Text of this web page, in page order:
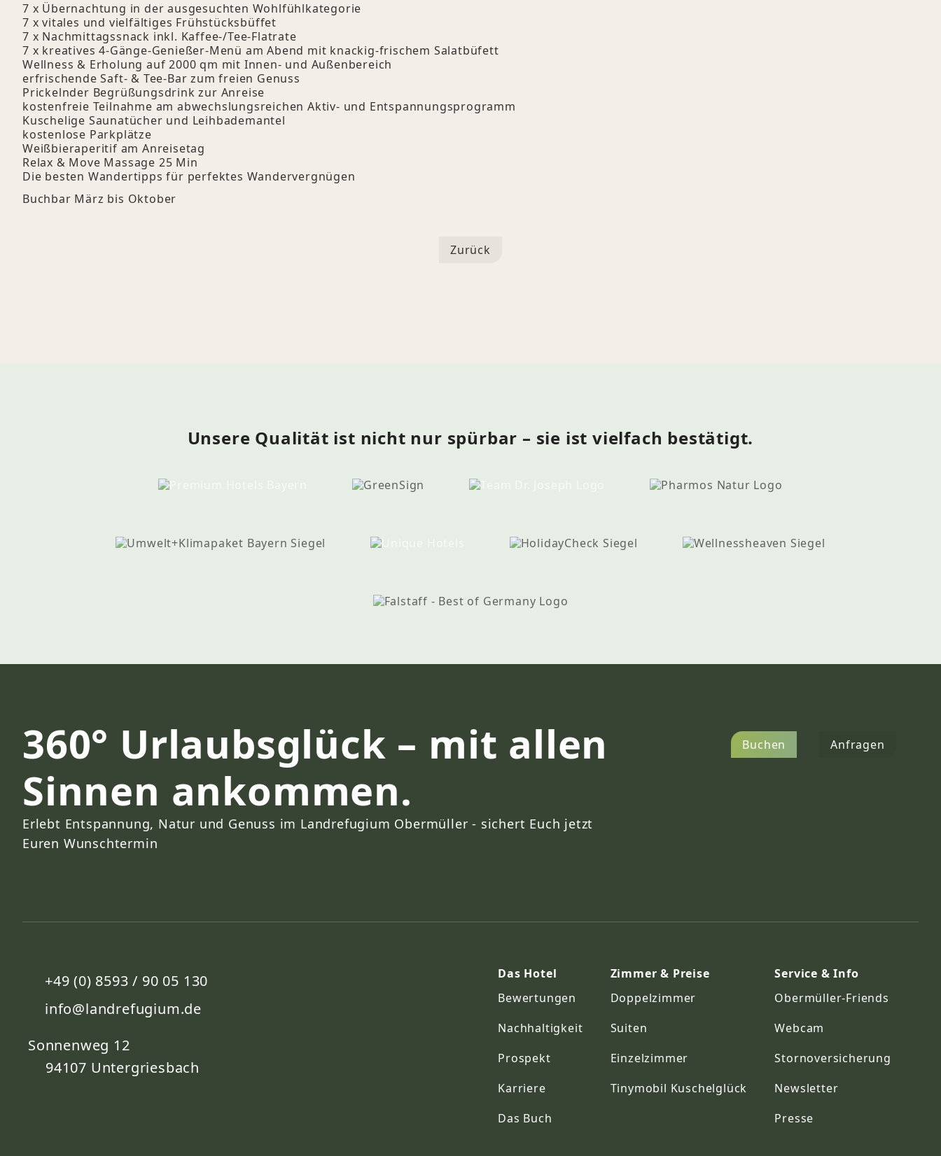
7 x Übernachtung in der ausgesuchten Wohlfühlkategorie
7 x vitales und vielfältiges Frühstücksbüffet
7 x Nachmittagssnack inkl. Kaffee-/Tee-Flatrate
7 x kreatives 4-Gänge-Genießer-Menü am Abend mit knackig-frischem Salatbüfett
Wellness & Erholung auf 2000 qm mit Innen- und Außenbereich
erfrischende Saft- & Tee-Bar zum freien Genuss
Prickelnder Begrüßungsdrink zur Anreise
kostenfreie Teilnahme am abwechslungsreichen Aktiv- und Entspannungsprogramm
Kuschelige Saunatücher und Leihbademantel
kostenlose Parkplätze
Weißbieraperitif am Anreisetag
Relax & Move Massage 25 Min
Die besten Wandertipps für perfektes Wandervergnügen
Buchbar März bis Oktober
Zurück
Unsere Qualität ist nicht nur spürbar – sie ist vielfach bestätigt.
360° Urlaubsglück – mit allen
Sinnen ankommen.
Erlebt Entspannung, Natur und Genuss im Landrefugium Obermüller - sichert Euch jetzt
Euren Wunschtermin
Buchen Anfragen
+49 (0) 8593 / 90 05 130
info@landrefugium.de
Sonnenweg 12
94107 Untergriesbach
Das Hotel
Bewertungen
Nachhaltigkeit
Prospekt
Karriere
Das Buch
Zimmer & Preise
Doppelzimmer
Suiten
Einzelzimmer
Tinymobil Kuschelglück
Service & Info
Obermüller-Friends
Webcam
Stornoversicherung
Newsletter
Presse